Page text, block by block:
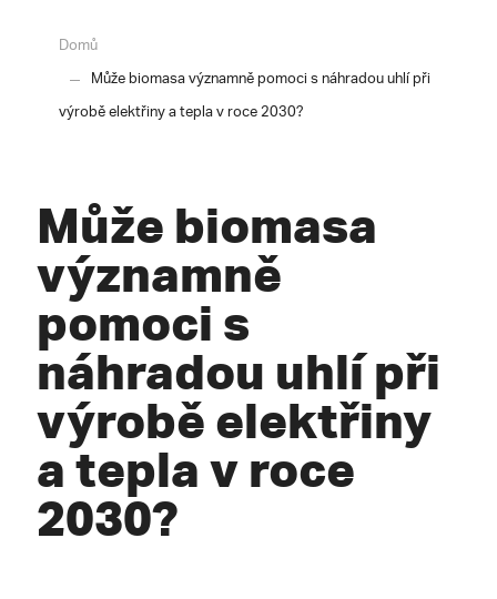
Domů
Může biomasa významně pomoci s náhradou uhlí při
výrobě elektřiny a tepla v roce 2030?
Může biomasa
významně
pomoci s
náhradou uhlí při
výrobě elektřiny
a tepla v roce
2030?